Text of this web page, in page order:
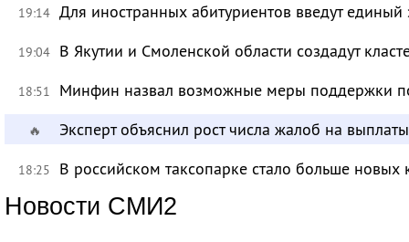
19:14 Для иностранных абитуриентов введут
19:04 В Якутии и Смоленской области создадут
18:51 Минфин назвал возможные меры поддержки
🔥 Эксперт объяснил рост числа жалоб на
18:25 В российском таксопарке стало больше новых
Новости СМИ2